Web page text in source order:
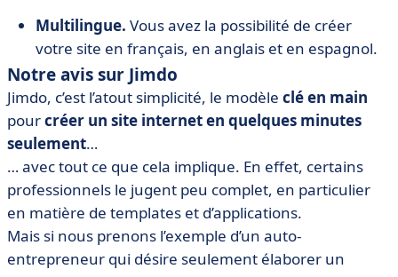
Multilingue. Vous avez la possibilité de créer
votre site en français, en anglais et en espagnol.
Notre avis sur Jimdo
Jimdo, c’est l’atout simplicité, le modèle clé en main
pourcréer un site internet en quelques minutes
seulement…
… avec tout ce que cela implique. En effet, certains
professionnels le jugent peu complet, en particulier
en matière de templates et d’applications.
Mais si nous prenons l’exemple d’un auto-
entrepreneur qui désire seulement élaborer un